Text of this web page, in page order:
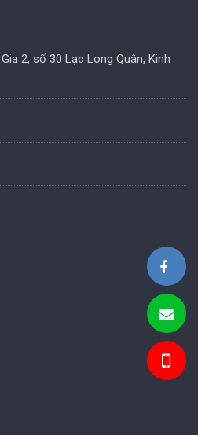
2, số 30 Lạc Long Quân, Kinh